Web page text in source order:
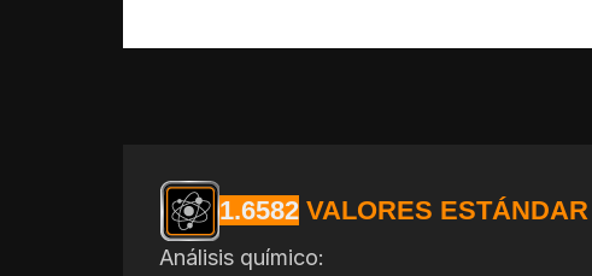
1.6582 VALORES ESTÁNDAR
Análisis químico: